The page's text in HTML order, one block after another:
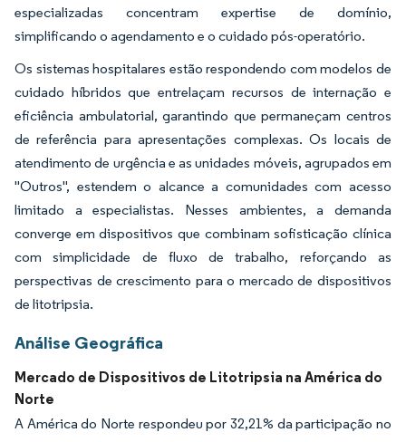
especializadas concentram expertise de domínio,
simplificando o agendamento e o cuidado pós-operatório.
Os sistemas hospitalares estão respondendo com modelos de
cuidado híbridos que entrelaçam recursos de internação e
eficiência ambulatorial, garantindo que permaneçam centros
de referência para apresentações complexas. Os locais de
atendimento de urgência e as unidades móveis, agrupados em
"Outros", estendem o alcance a comunidades com acesso
limitado a especialistas. Nesses ambientes, a demanda
converge em dispositivos que combinam sofisticação clínica
com simplicidade de fluxo de trabalho, reforçando as
perspectivas de crescimento para o mercado de dispositivos
de litotripsia.
Análise Geográfica
Mercado de Dispositivos de Litotripsia na América do
Norte
A América do Norte respondeu por 32,21% da participação no